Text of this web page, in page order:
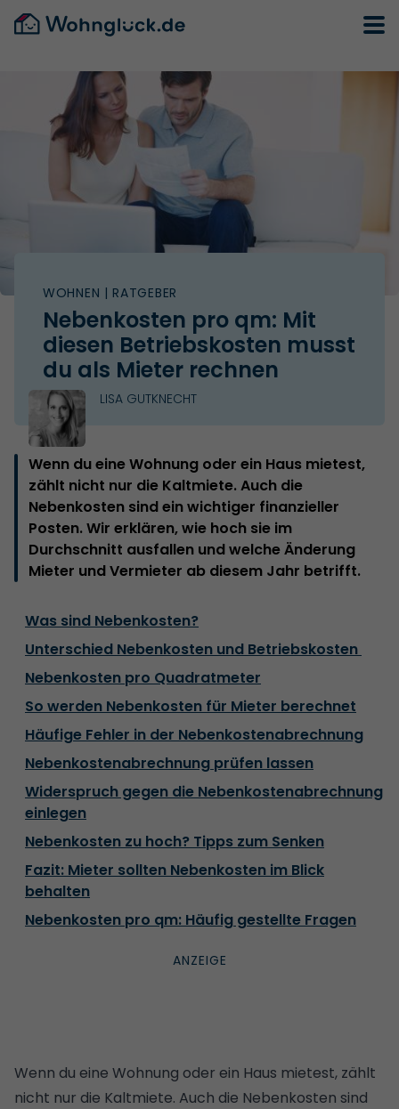
WOHNEN | RATGEBER
Nebenkosten pro qm: Mit
diesen Betriebskosten musst
du als Mieter rechnen
LISA GUTKNECHT
Wenn du eine Wohnung oder ein Haus mietest,
zählt nicht nur die Kaltmiete. Auch die
Nebenkosten sind ein wichtiger finanzieller
Posten. Wir erklären, wie hoch sie im
Durchschnitt ausfallen und welche Änderung
Mieter und Vermieter ab diesem Jahr betrifft.
Was sind Nebenkosten?
Unterschied Nebenkosten und Betriebskosten
Nebenkosten pro Quadratmeter
So werden Nebenkosten für Mieter berechnet
Häufige Fehler in der Nebenkostenabrechnung
Nebenkostenabrechnung prüfen lassen
Widerspruch gegen die Nebenkostenabrechnung
einlegen
Nebenkosten zu hoch? Tipps zum Senken
Fazit: Mieter sollten Nebenkosten im Blick
behalten
Nebenkosten pro qm: Häufig gestellte Fragen
Wenn du eine Wohnung oder ein Haus mietest, zählt
nicht nur die Kaltmiete. Auch die Nebenkosten sind